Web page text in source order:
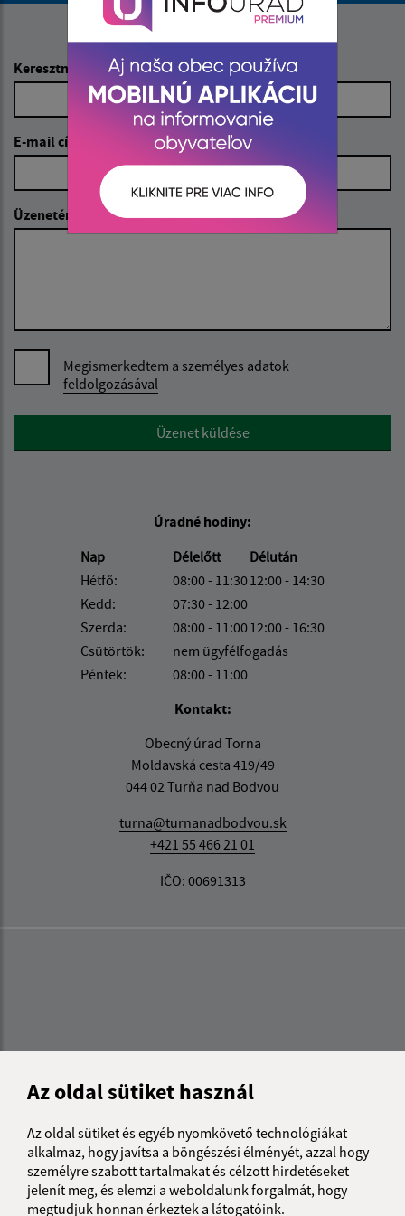
Az oldal sütiket használ
Az oldal sütiket és egyéb nyomkövető technológiákat
alkalmaz, hogy javítsa a böngészési élményét, azzal hogy
személyre szabott tartalmakat és célzott hirdetéseket
jelenít meg, és elemzi a weboldalunk forgalmát, hogy
megtudjuk honnan érkeztek a látogatóink.
Keresztnév (povinné)
E-mail cím (povinné)
Üzenetének szövege (povinné)
Megismerkedtem a személyes adatok
feldolgozásával
Google reCaptcha ResponseÜzenet küldése
Úradné hodiny:
Nap
Délelőtt
Délután
Hétfő:
08:00 - 11:3012:00 - 14:30
Kedd:
07:30 - 12:00
Szerda:
08:00 - 11:0012:00 - 16:30
Csütörtök:
nem ügyfélfogadás
Péntek:
08:00 - 11:00
Kontakt:
Obecný úrad Torna
Moldavská cesta 419/49
044 02 Turňa nad Bodvou
turna@turnanadbodvou.sk
+421 55 466 21 01
IČO: 00691313